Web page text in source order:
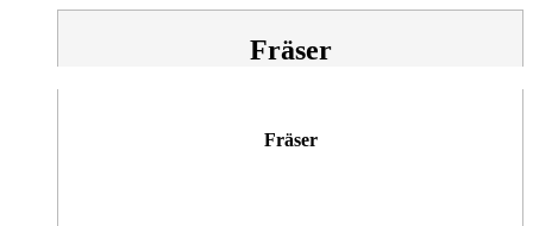
Fräser
Fräser